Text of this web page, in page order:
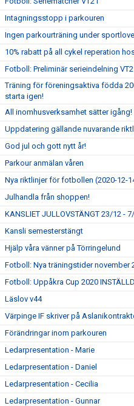
Intagningsstopp i parkouren
Ingen parkourträning under
10% rabatt på all cykel reperation
Fotboll: Preliminär serieindelning
Träning för föreningsaktiva födda
starta igen!
All inomhusverksamhet sätter igång!
Uppdatering gällande nuvarande
God jul och gott nytt år!
Parkour anmälan våren
Nya riktlinjer för fotbollen (2020-12-
Julhandla från shoppen!
KANSLIET JULLOVSTÄNGT 23/12 -
Kansli semesterstängt
Hjälp våra vänner på Törringelund
Fotboll: Nya träningstider november
Fotboll: Uppåkra Cup 2020
Läslov v44
Värpinge IF skriver på
Förändringar inom parkouren
Ledarpresentation - Marie
Ledarpresentation - Daniel
Ledarpresentation - Cecilia
Ledarpresentation - Gunnar